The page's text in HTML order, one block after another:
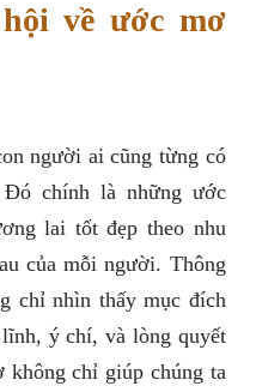
về ước mơ
người ai cũng từng có
chính là những ước
lai tốt đẹp theo nhu
của mỗi người. Thông
chỉ nhìn thấy mục đích
ý chí, và lòng quyết
chỉ giúp chúng ta